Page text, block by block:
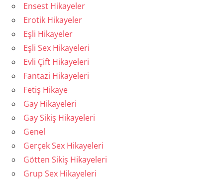
Ensest Hikayeler
Erotik Hikayeler
Eşli Hikayeler
Eşli Sex Hikayeleri
Evli Çift Hikayeleri
Fantazi Hikayeleri
Fetiş Hikaye
Gay Hikayeleri
Gay Sikiş Hikayeleri
Genel
Gerçek Sex Hikayeleri
Götten Sikiş Hikayeleri
Grup Sex Hikayeleri